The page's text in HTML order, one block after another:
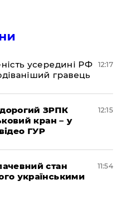
усередині РФ
гравець
12:17
ЗРПК
кран – у
ГУР
12:15
стан
українськими
11:54